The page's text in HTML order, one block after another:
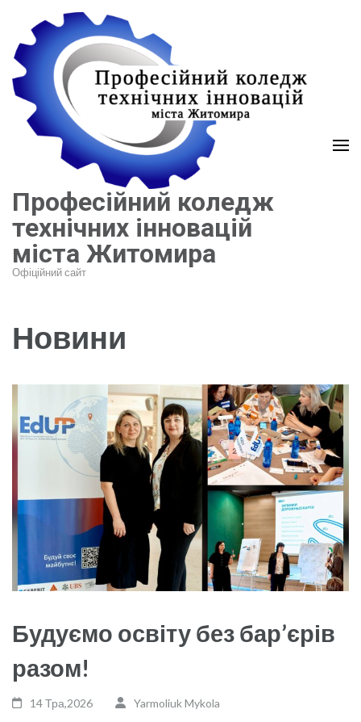
вмісту
(натисніть
Enter)
Професійний коледж
технічних інновацій
міста Житомира
Офіційний сайт
Новини
Будуємо освіту без бар’єрів
разом!
14 Тра,2026 Yarmoliuk Mykola